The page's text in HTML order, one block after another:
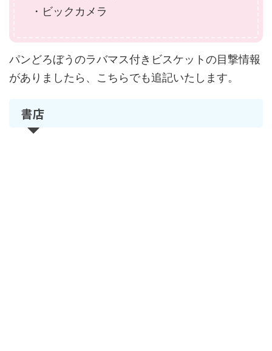
・ビックカメラ
パンどろぼうのラバマス付きビスケットの目撃情報
がありましたら、こちらでも追記いたします。
書店